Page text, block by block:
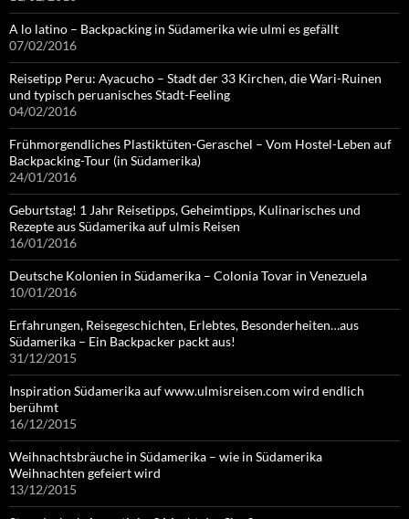
A lo latino – Backpacking in Südamerika wie ulmi es gefällt
07/02/2016
Reisetipp Peru: Ayacucho – Stadt der 33 Kirchen, die Wari-Ruinen
und typisch peruanisches Stadt-Feeling
04/02/2016
Frühmorgendliches Plastiktüten-Geraschel – Vom Hostel-Leben auf
Backpacking-Tour (in Südamerika)
24/01/2016
Geburtstag! 1 Jahr Reisetipps, Geheimtipps, Kulinarisches und
Rezepte aus Südamerika auf ulmis Reisen
16/01/2016
Deutsche Kolonien in Südamerika – Colonia Tovar in Venezuela
10/01/2016
Erfahrungen, Reisegeschichten, Erlebtes, Besonderheiten…aus
Südamerika – Ein Backpacker packt aus!
31/12/2015
Inspiration Südamerika auf www.ulmisreisen.com wird endlich
berühmt
16/12/2015
Weihnachtsbräuche in Südamerika – wie in Südamerika
Weihnachten gefeiert wird
13/12/2015